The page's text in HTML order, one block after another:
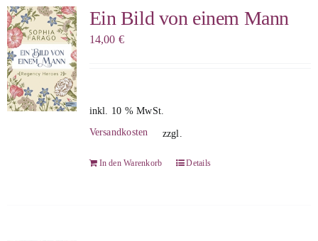
Ein Bild von einem Mann
14,00 €
inkl. 10 % MwSt.
zzgl.
Versandkosten
In den Warenkorb Details